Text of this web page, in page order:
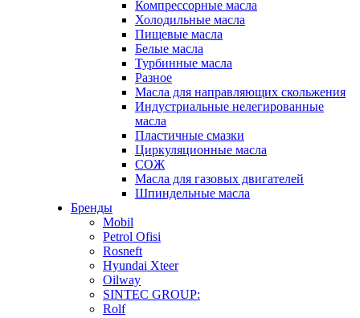
Компрессорные масла
Холодильные масла
Пищевые масла
Белые масла
Турбинные масла
Разное
Масла для направляющих скольжения
Индустриальные нелегированные
масла
Пластичные смазки
Циркуляционные масла
СОЖ
Масла для газовых двигателей
Шпиндельные масла
Бренды
Mobil
Petrol Ofisi
Rosneft
Hyundai Xteer
Oilway
SINTEC GROUP:
Rolf